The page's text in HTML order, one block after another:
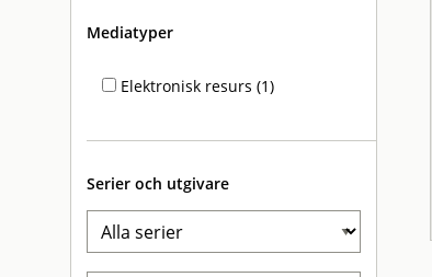
Mediatyper
Elektronisk resurs (1)
Serier och utgivare